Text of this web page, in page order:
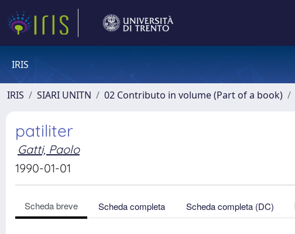
IRIS
IRIS SIARI UNITN 02 Contributo in volume (Part of a book)
patiliter
Gatti, Paolo
1990-01-01
Scheda breve Scheda completa Scheda completa (DC)